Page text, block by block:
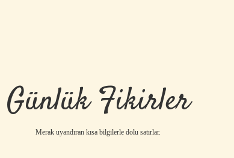
Günlük Fikirler
Merak uyandıran kısa bilgilerle dolu satırlar.